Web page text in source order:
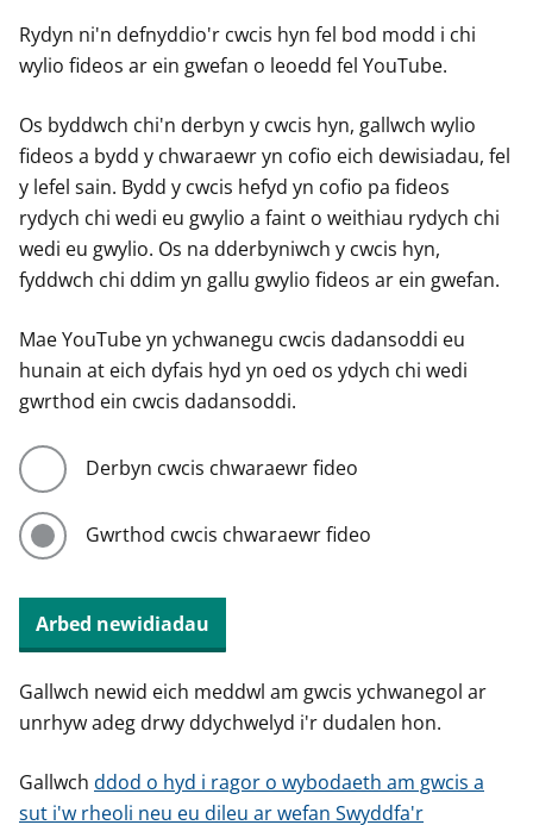
Rydyn ni'n defnyddio'r cwcis hyn fel bod modd i chi
wylio fideos ar ein gwefan o leoedd fel YouTube.
Os byddwch chi'n derbyn y cwcis hyn, gallwch wylio
fideos a bydd y chwaraewr yn cofio eich dewisiadau, fel
y lefel sain. Bydd y cwcis hefyd yn cofio pa fideos
rydych chi wedi eu gwylio a faint o weithiau rydych chi
wedi eu gwylio. Os na dderbyniwch y cwcis hyn,
fyddwch chi ddim yn gallu gwylio fideos ar ein gwefan.
Mae YouTube yn ychwanegu cwcis dadansoddi eu
hunain at eich dyfais hyd yn oed os ydych chi wedi
gwrthod ein cwcis dadansoddi.
Derbyn cwcis chwaraewr fideo
Gwrthod cwcis chwaraewr fideo
Arbed newidiadau
Gallwch newid eich meddwl am gwcis ychwanegol ar
unrhyw adeg drwy ddychwelyd i'r dudalen hon.
Gallwch ddod o hyd i ragor o wybodaeth am gwcis a
sut i'w rheoli neu eu dileu ar wefan Swyddfa'r